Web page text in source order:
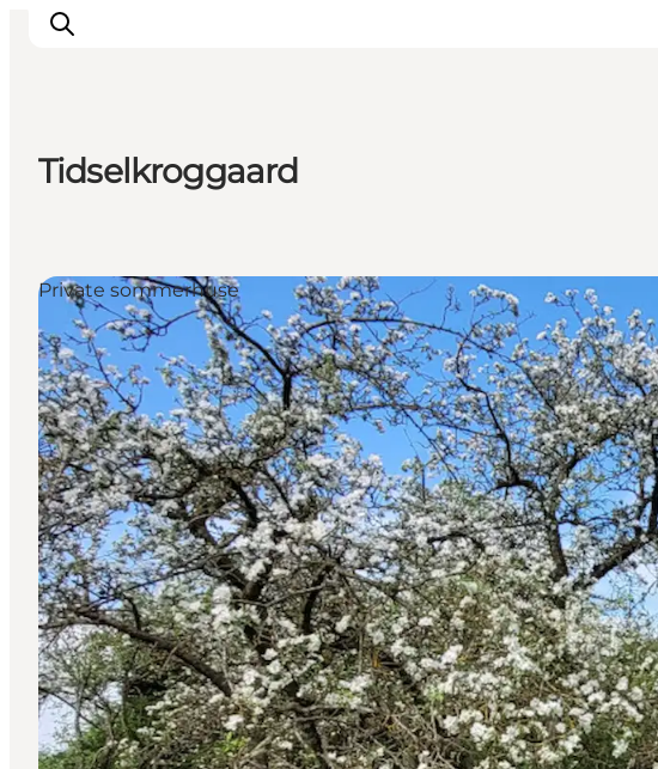
Oplevelser
Øhop
Outdoor
Det sker
Tidselkroggaard
Private sommerhuse